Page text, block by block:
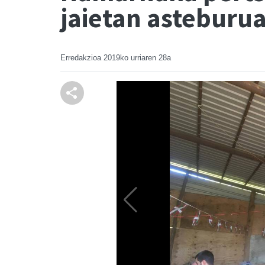
jaietan
Erredakzioa 2019ko urriaren 28a